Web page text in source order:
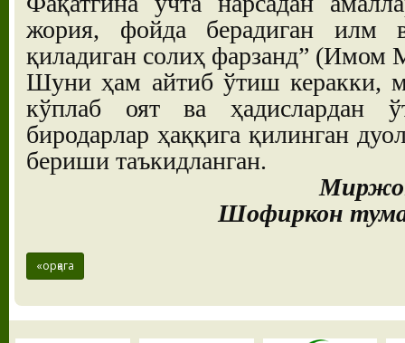
жория, фойда берадиган илм
қиладиган солиҳ фарзанд” (Имом
Шуни ҳам айтиб ўтиш керакки,
кўплаб оят ва ҳадислардан
биродарлар ҳаққига қилинган
бериши таъкидланган.
Шофиркон
«орқага